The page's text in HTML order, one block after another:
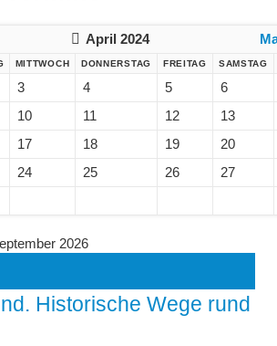
April 2024
MITTWOCH DONNERSTAG FREITAG SAMSTAG
3 4 5
6
10 11 12
13
17 18 19
20
24 25 26
27
2026
Historische Wege rund